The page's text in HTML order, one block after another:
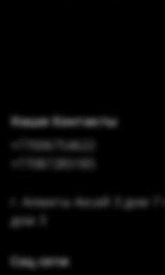
Наши Контакты
+77006754622
+77087285185
г. Алматы Аксай 3 дом
дом 3
Соц сети